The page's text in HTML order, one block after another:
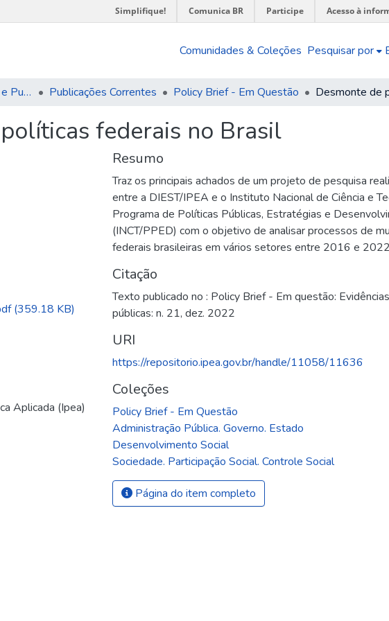
Simplifique! Comunica BR Participe Acesso à
Comunidades & Coleções Pesquisar por
Navegar por Revistas e Publicações Seriadas Publicações Correntes Policy Brief - Em Questão
federais no Brasil
(359.18 KB)
Aplicada (Ipea)
Resumo
Traz os principais achados de um projeto de pesquisa
entre a DIEST/IPEA e o Instituto Nacional de Ciência e
Programa de Políticas Públicas, Estratégias e
(INCT/PPED) com o objetivo de analisar processos de
federais brasileiras em vários setores entre 2016 e
Citação
Texto publicado no : Policy Brief - Em questão:
públicas: n. 21, dez. 2022
URI
https://repositorio.ipea.gov.br/handle/11058/11636
Coleções
Policy Brief - Em Questão
Administração Pública. Governo. Estado
Desenvolvimento Social
Sociedade. Participação Social. Controle Social
Página do item completo